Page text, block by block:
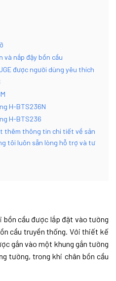
và nắp đậy bồn cầu
được người dùng yêu thích
H-BTS236N
H-BTS236
thêm thông tin chi tiết về sản
tôi luôn sẵn lòng hỗ trợ và tư
bồn cầu được lắp đặt vào tường
cầu truyền thống. Với thiết kế
gắn vào một khung gắn tường
tường, trong khi chân bồn cầu